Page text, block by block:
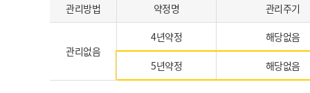
관리방법 약정명 관리주기
관리없음
4년약정 해당없음
5년약정 해당없음